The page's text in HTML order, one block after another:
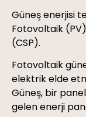
Güneş enerjisi
Fotovoltaik
(CSP).
Fotovoltaik
elektrik elde
Güneş, bir
gelen enerji